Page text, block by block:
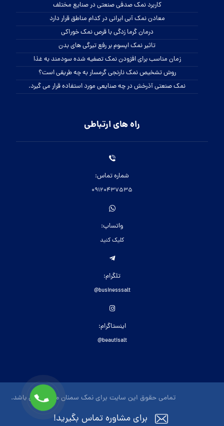
کاربرد نمک صدفی صنعتی در صنایع مختلف
معادن نمک آبی ایرانی در کدام مناطق قرار دارد
درمان گرما زدگی با قرص نمک خوراکی
تاثیر نمک اپسوم بر رفع تیرگی های بدن
زمان مناسب برای افزودن نمک تصفیه شده سودمند به غذا
روش تشخیص نمک نارنجی گرمسار به چه طریقی است؟
نمک صنعتی آذرخش در چه صنایعی مورد استفاده قرار می گیرد.
راه های ارتباطی
شماره تماس:
09120437535
واتساپ:
کلیک کنید
تلگرام:
businesssalt@
اینستاگرام:
beautisalt@
تمامی حقوق این سایت برای نمک سمنان محفوظ می باشد.
برای مشاوره تماس بگیرید!